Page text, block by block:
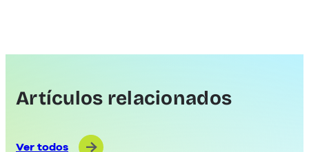
Artículos relacionados
Ver todos